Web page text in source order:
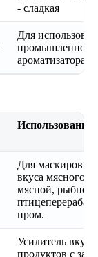
- сладкая
Для
ароматизатора
Использование
Для маскировки
вкуса мясного
мясной, рыбной
пром.
Усилитель
продуктов с